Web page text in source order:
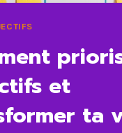
et
ta